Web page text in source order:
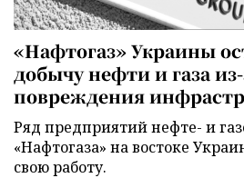
«Нафтогаз» Украины
добычу нефти и газа
повреждения
Ряд предприятий нефте- и
«Нафтогаза» на востоке
свою работу.